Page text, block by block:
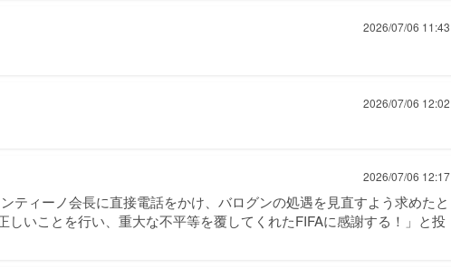
2026/07/06 11:43
2026/07/06 12:02
2026/07/06 12:17
ティーノ会長に直接電話をかけ、バログンの処遇を見直すよう求めたと
しいことを行い、重大な不平等を覆してくれたFIFAに感謝する！」と投